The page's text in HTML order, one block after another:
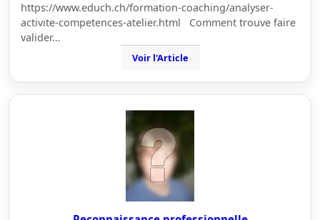
https://www.educh.ch/formation-coaching/analyser-
activite-competences-atelier.html Comment trouve faire
valider…
Voir l'Article